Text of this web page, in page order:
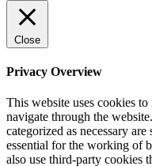
Close
Privacy Overview
This website uses cookies
navigate through the
categorized as necessary
essential for the working of
also use third-party cookies